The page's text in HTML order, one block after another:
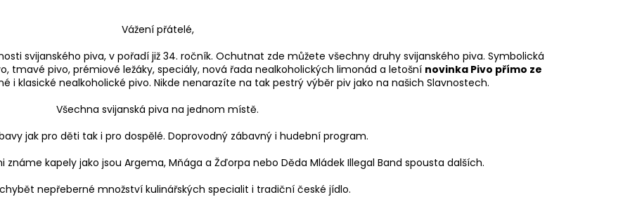
Vážení přátelé,
svijanského piva, v pořadí již 34. ročník. Ochutnat zde můžete všechny druhy svijanského piva. Symbolická
tmavé pivo, prémiové ležáky, speciály, nová řada nealkoholických limonád a letošní novinka Pivo přímo ze
i klasické nealkoholické pivo. Nikde nenarazíte na tak pestrý výběr piv jako na našich Slavnostech.
Všechna svijanská piva na jednom místě.
jak pro děti tak i pro dospělé. Doprovodný zábavný i hudební program.
kapely jako jsou Argema, Mňága a Žďorpa nebo Děda Mládek Illegal Band spousta dalších.
nepřeberné množství kulinářských specialit i tradiční české jídlo.